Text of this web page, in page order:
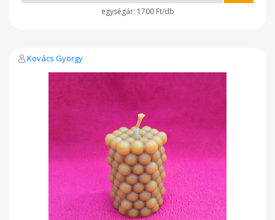
1700 Ft/db
Kovács György